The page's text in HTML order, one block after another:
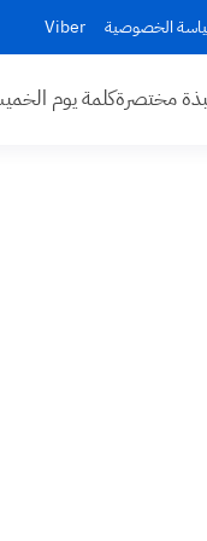
الخصوصية Viber
مختصرةكلمة يوم